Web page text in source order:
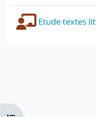
Etude textes